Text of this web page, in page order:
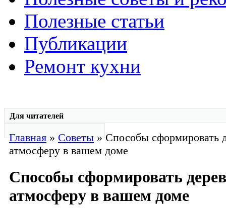
Полезные статьи
Публикации
Ремонт кухни
Для читателей
Главная»Советы» Способы сформировать
атмосферу в вашем доме
Способы сформировать
атмосферу в вашем доме